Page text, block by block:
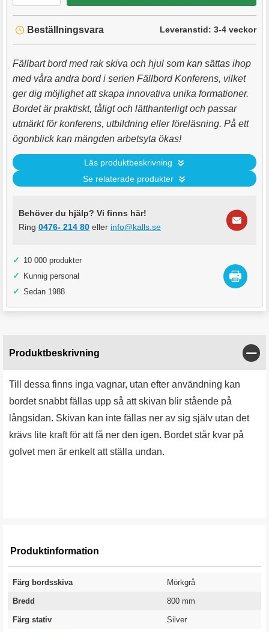
Beställningsvara Leveranstid: 3-4 veckor
Fällbart bord med rak skiva och hjul som kan sättas ihop
med våra andra bord i serien Fällbord Konferens, vilket
ger dig möjlighet att skapa innovativa unika formationer.
Bordet är praktiskt, tåligt och lätthanterligt och passar
utmärkt för konferens, utbildning eller föreläsning. På ett
ögonblick kan mängden arbetsyta ökas!
Läs produktbeskrivning
Se relaterade produkter
Behöver du hjälp? Vi finns här!
Ring 0476- 214 80 eller info@kalls.se
✓ 10 000 produkter
✓ Kunnig personal
✓ Sedan 1988
Produktbeskrivning
Till dessa finns inga vagnar, utan efter användning kan
bordet snabbt fällas upp så att skivan blir stående på
långsidan. Skivan kan inte fällas ner av sig själv utan det
krävs lite kraft för att få ner den igen. Bordet står kvar på
golvet men är enkelt att ställa undan.
Produktinformation
Färg bordsskiva Mörkgrå
Bredd 800 mm
Färg stativ
Silver